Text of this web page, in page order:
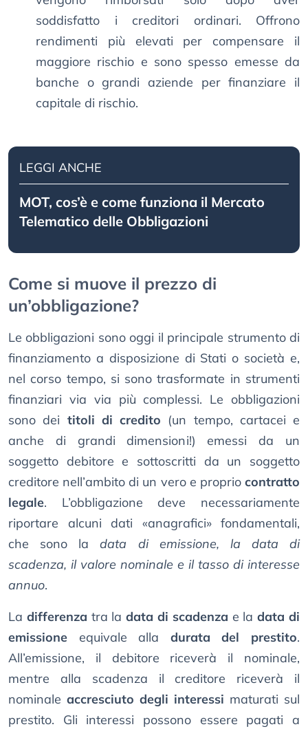
soddisfatto i creditori ordinari. Offrono
rendimenti più elevati per compensare il
maggiore rischio e sono spesso emesse da
banche o grandi aziende per finanziare il
capitale di rischio.
LEGGI ANCHE
MOT, cos’è e come funziona il Mercato
Telematico delle Obbligazioni
Come si muove il prezzo di
un’obbligazione?
Le obbligazioni sono oggi il principale strumento di
finanziamento a disposizione di Stati o società e,
nel corso tempo, si sono trasformate in strumenti
finanziari via via più complessi. Le obbligazioni
sono dei titoli di credito (un tempo, cartacei e
anche di grandi dimensioni!) emessi da un
soggetto debitore e sottoscritti da un soggetto
creditore nell’ambito di un vero e proprio contratto
legale. L’obbligazione deve necessariamente
riportare alcuni dati «anagrafici» fondamentali,
che sono ladata di emissione, la data di
scadenza, il valore nominale e il tasso di interesse
annuo.
La differenza tra ladata di scadenza e ladata di
emissione equivale alla durata del prestito.
All’emissione, il debitore riceverà il nominale,
mentre alla scadenza il creditore riceverà il
nominale accresciuto degli interessi maturati sul
prestito. Gli interessi possono essere pagati a